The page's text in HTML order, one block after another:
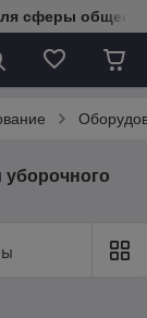
сферы